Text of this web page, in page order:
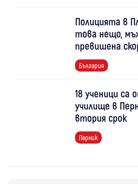
Полицията в
това нещо,
превишена
България
18 ученици са
училище в
втория срок
Перник